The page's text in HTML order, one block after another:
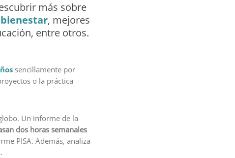
más sobre
, mejores
entre otros.
sencillamente por
o la práctica
Un informe de la
dos horas semanales
PISA. Además, analiza